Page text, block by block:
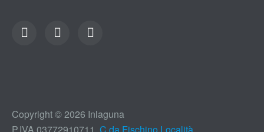
Copyright © 2026 Inlaguna